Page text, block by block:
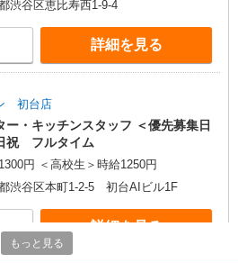
渋谷区恵比寿西1-9-4
詳細を見る
初台店
ー・キッチンスタッフ ＜優先募集日
祝 フルタイム
円 ＜高校生＞時給1250円
渋谷区本町1-2-5 初台AIビル1F
詳細を見る
もっと見る